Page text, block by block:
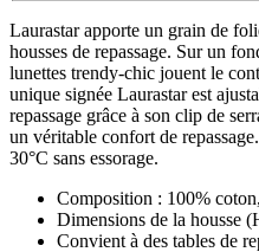
Laurastar apporte un grain de
housses de repassage. Sur un
lunettes trendy-chic jouent le
unique signée Laurastar est
repassage grâce à son clip de
un véritable confort de
30°C sans essorage.
Composition : 100%
Dimensions de la housse
Convient à des tables de